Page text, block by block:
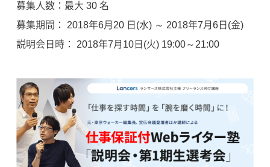
募集人数：最大 30 名
募集期間： 2018年6月20 日(水) ～ 2018年7月6日(金)
説明会日時： 2018年7月10日(火) 19:00～21:00